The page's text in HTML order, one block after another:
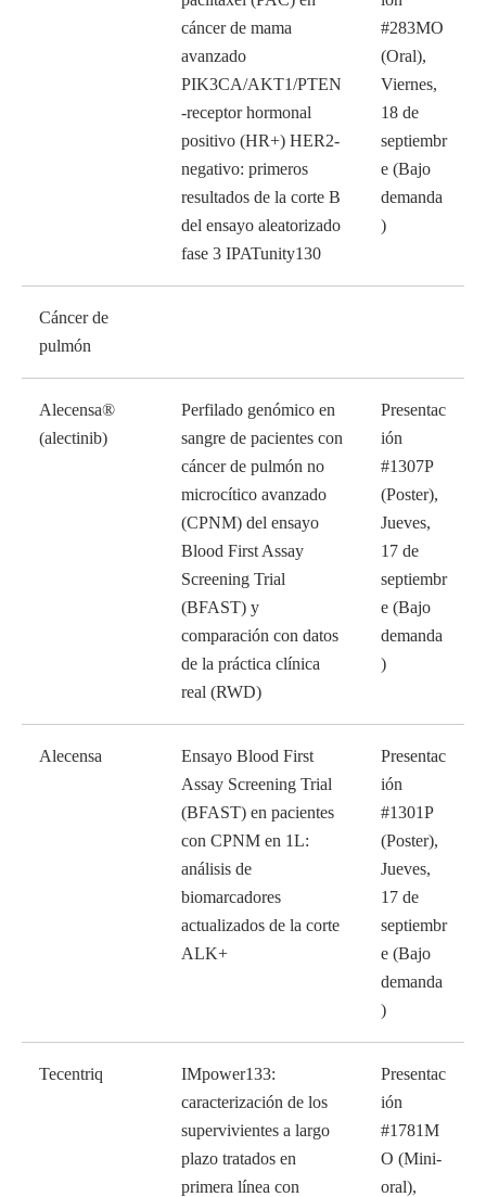
cáncer de mama
avanzado
PIK3CA/AKT1/PTEN
-receptor hormonal
positivo (HR+) HER2-
negativo: primeros
resultados de la corte B
del ensayo aleatorizado
fase 3 IPATunity130
#283MO
(Oral),
Viernes,
18 de
septiembr
e (Bajo
demanda
)
Cáncer de
pulmón
Alecensa®
(alectinib)
Perfilado genómico en
sangre de pacientes con
cáncer de pulmón no
microcítico avanzado
(CPNM) del ensayo
Blood First Assay
Screening Trial
(BFAST) y
comparación con datos
de la práctica clínica
real (RWD)
Presentac
ión
#1307P
(Poster),
Jueves,
17 de
septiembr
e (Bajo
demanda
)
Alecensa
Ensayo Blood First
Assay Screening Trial
(BFAST) en pacientes
con CPNM en 1L:
análisis de
biomarcadores
actualizados de la corte
ALK+
Presentac
ión
#1301P
(Poster),
Jueves,
17 de
septiembr
e (Bajo
demanda
)
Tecentriq
IMpower133:
caracterización de los
supervivientes a largo
plazo tratados en
primera línea con
Presentac
ión
#1781M
O (Mini-
oral),